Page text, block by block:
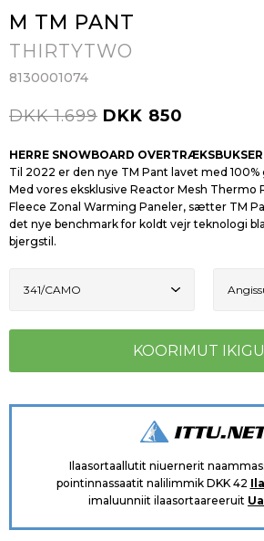
M TM PANT
THIRTYTWO
8130001074
DKK 1.699 DKK 850
HERRE SNOWBOARD OVERTRÆKSBUKSER
Til 2022 er den nye TM Pant lavet med
Med vores eksklusive Reactor Mesh Thermo
Fleece Zonal Warming Paneler, sætter TM
det nye benchmark for koldt vejr teknologi
bjergstil.
Ilaasortaallutit niuernerit
pointinnassaatit nalilimmik DKK 42
imaluunniit ilaasortaareeruit